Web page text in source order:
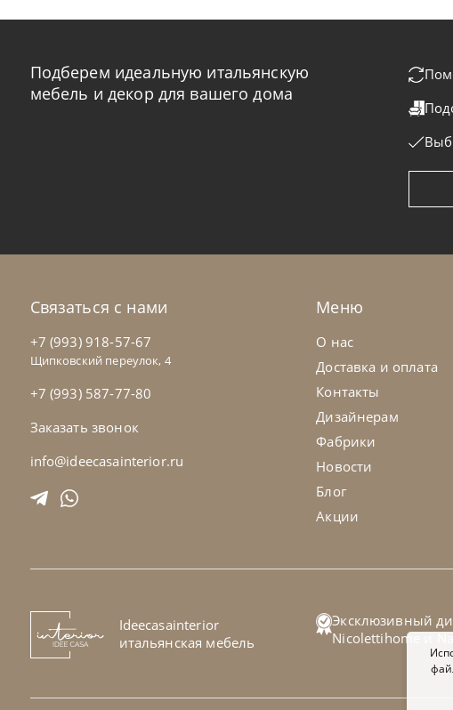
Подберем идеальную итальянскую
мебель и декор для вашего дома
Связаться с нами
+7 (993) 918-57-67
Щипковский переулок, 4
+7 (993) 587-77-80
Заказать звонок
info@ideecasainterior.ru
Меню
О нас
Доставка и оплата
Контакты
Дизайнерам
Фабрики
Новости
Блог
Акции
Ideecasainterior
итальянская мебель
Эксклюзивный
Nicolettihome